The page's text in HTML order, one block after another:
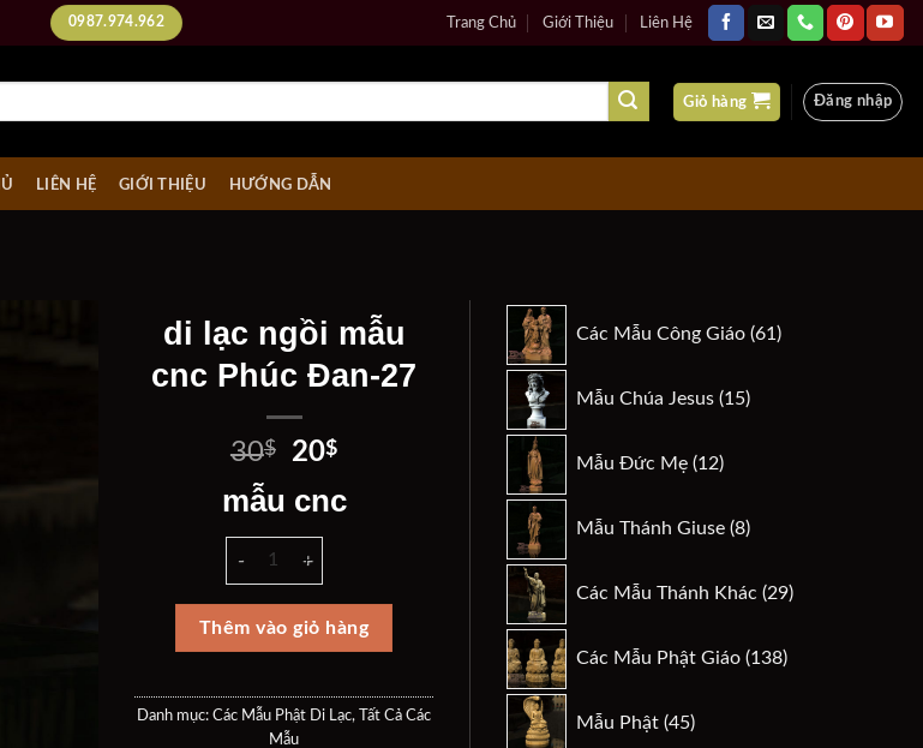
0987.974.962 Trang Chủ Giới Thiệu Liên Hệ
Giỏ hàng Đăng nhập
LIÊN HỆ GIỚI THIỆU HƯỚNG DẪN
di lạc ngồi mẫu
cnc Phúc Đan-27
30$
Giá
là:
30$.
20$Giá
tại
mẫu cnc
di lạc ngồi mẫu cnc Phúc Đan-27 số lượng
Thêm vào giỏ hàng
Danh mục: Các Mẫu Phật Di Lạc,
Tất Cả Các
Mẫu
Các Mẫu Công Giáo 61
sản
Mẫu Chúa Jesus 15
sản
Mẫu Đức Mẹ 12
sản
Mẫu Thánh Giuse 8
sản
Các Mẫu Thánh Khác
29
sản
Các Mẫu Phật Giáo 138
sản
Mẫu Phật 45
sản